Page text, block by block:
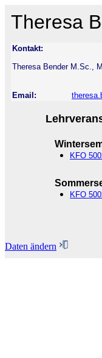
Theresa
Kontakt:
Theresa Bender M.Sc.,
Email:
KFO
KFO
Daten ändern